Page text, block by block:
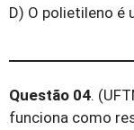
D) O polietileno é
Questão 04.
funciona como